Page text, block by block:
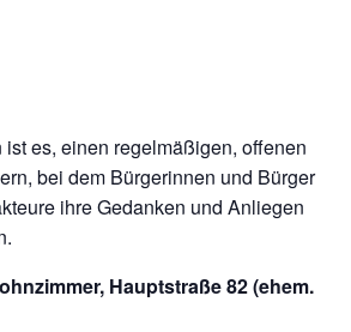
es, einen regelmäßigen, offenen
bei dem Bürgerinnen und Bürger
ihre Gedanken und Anliegen
Hauptstraße 82 (ehem.